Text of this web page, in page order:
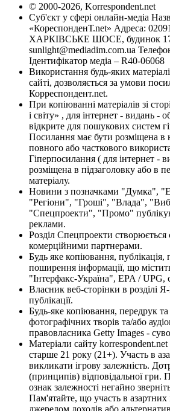
© 2000-2026, Korrespondent.net
Суб'єкт у сфері онлайн-медіа
«КореспонденТ.net» Адреса:
ХАРКІВСЬКЕ ШОСЕ, будинок
sunlight@mediadim.com.ua
Ідентифікатор медіа – R40-06068
Використання будь-яких
сайті, дозволяється за умови
Корреспондент.net.
При копіюванні матеріалів зі
і світу» , для інтернет - видань -
відкрите для пошукових систем
Посилання має бути розміщена в
повного або часткового
Гіперпосилання ( для інтернет -
розміщена в підзаголовку або в
матеріалу.
Новини з позначками "Думка",
"Регіони", "Гроші", "Влада",
"Спецпроекти", "Промо"
реклами.
Розділ Спецпроекти створюється
комерційними партнерами.
Будь яке копіювання,
поширення інформації, що
"Інтерфакс-Україна", EPA / UPG,
Власник веб-сторінки в розділі
публікації.
Будь-яке копіювання, передрук та
фотографічних творів та/або
правовласника Getty Images -
Матеріали сайту korrespondent.net
старше 21 року (21+). Участь в
викликати ігрову залежність.
(принципів) відповідальної
ознак залежності негайно
Пам'ятайте, що участь в азартних
джерелом доходів або